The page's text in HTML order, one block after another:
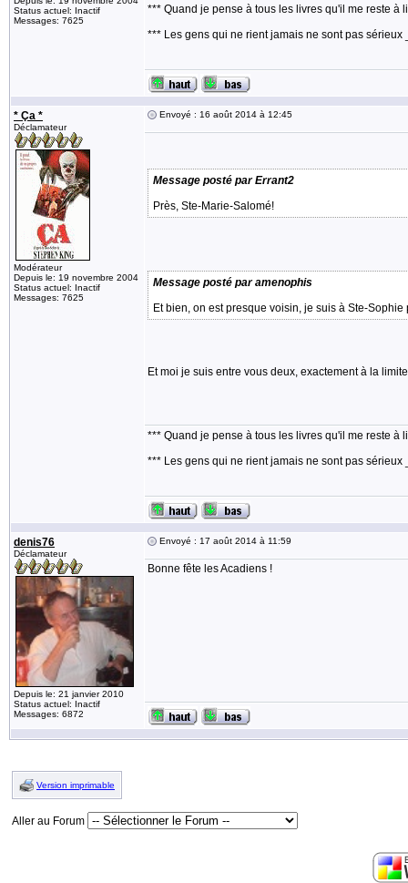
Status actuel: Inactif
Messages: 7625
*** Quand je pense à tous les livres qu'il me reste à
*** Les gens qui ne rient jamais ne sont pas sérieux
* Ça *
Déclamateur
Modérateur
Depuis le: 19 novembre 2004
Status actuel: Inactif
Messages: 7625
Envoyé : 16 août 2014 à 12:45
Message posté par Errant2
Près, Ste-Marie-Salomé!
Message posté par amenophis
Et bien, on est presque voisin, je suis à Ste-Sophie
Et moi je suis entre vous deux, exactement à la
*** Quand je pense à tous les livres qu'il me reste à
*** Les gens qui ne rient jamais ne sont pas sérieux
denis76
Déclamateur
Depuis le: 21 janvier 2010
Status actuel: Inactif
Messages: 6872
Envoyé : 17 août 2014 à 11:59
Bonne fête les Acadiens !
Version imprimable
Aller au Forum